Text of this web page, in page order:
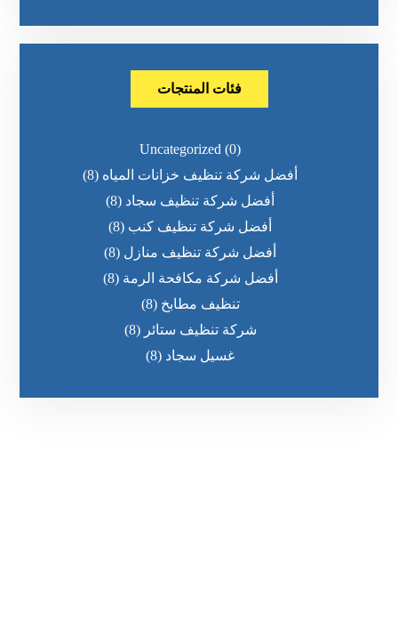
فئات المنتجات
Uncategorized (0)
أفضل شركة تنظيف خزانات المياه (8)
أفضل شركة تنظيف سجاد (8)
أفضل شركة تنظيف كنب (8)
أفضل شركة تنظيف منازل (8)
أفضل شركة مكافحة الرمة (8)
تنظيف مطابخ (8)
شركة تنظيف ستائر (8)
غسيل سجاد (8)